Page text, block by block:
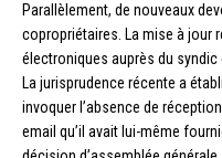
Parallèlement, de nouveaux
copropriétaires. La mise à jour
électroniques auprès du syndic
La jurisprudence récente a
invoquer l’absence de
email qu’il avait lui-même